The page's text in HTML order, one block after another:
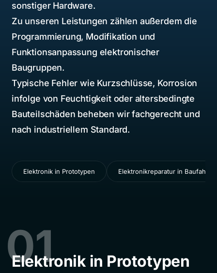
sonstiger Hardware.
Zu unseren Leistungen zählen außerdem die
Programmierung, Modifikation und
Funktionsanpassung elektronischer
Baugruppen.
Typische Fehler wie Kurzschlüsse, Korrosion
infolge von Feuchtigkeit oder altersbedingte
Bauteilschäden beheben wir fachgerecht und
nach industriellem Standard.
Elektronik in Prototypen Elektronikreparatur in
01
Elektronik in Prototypen